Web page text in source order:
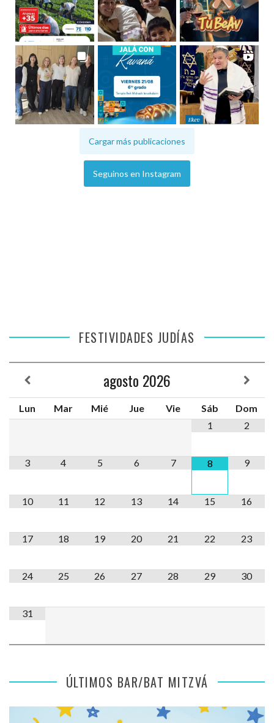
Cargar más publicaciones
Seguinos en Instagram
FESTIVIDADES JUDÍAS
agosto 2026
Lun Mar Mié Jue Vie Sáb
Dom
1
2
3 4 5 6 7 8 9
10 11 12 13 14 15 16
17 18 19 20 21 22 23
24 25 26 27 28 29 30
31
ÚLTIMOS BAR/BAT MITZVÁ